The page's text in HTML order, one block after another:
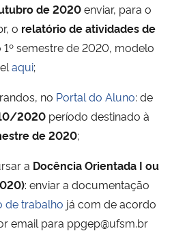
Direitos Humanos
de 2020enviar, para o
o relatório de atividades de
1º semestre de 2020, modelo
aqui;
no Portal do Aluno: de
2020 período destinado à
de 2020;
a Docência Orientada I ou
: enviar a documentação
de trabalho já com de acordo
email para ppgep@ufsm.br